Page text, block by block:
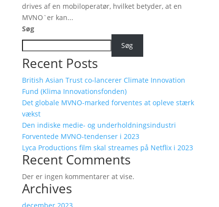
drives af en mobiloperatør, hvilket betyder, at en
MVNO`er kan...
Søg
Søg
Recent Posts
British Asian Trust co-lancerer Climate Innovation
Fund (Klima Innovationsfonden)
Det globale MVNO-marked forventes at opleve stærk
vækst
Den indiske medie- og underholdningsindustri
Forventede MVNO-tendenser i 2023
Lyca Productions film skal streames på Netflix i 2023
Recent Comments
Der er ingen kommentarer at vise.
Archives
december 2023